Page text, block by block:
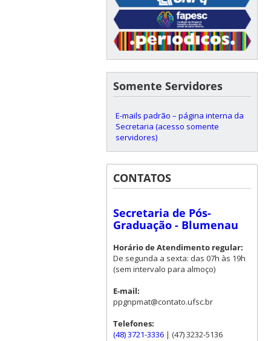
Somente Servidores
E-mails padrão – página interna da
Secretaria (acesso somente
servidores)
CONTATOS
Secretaria de Pós-
Graduação - Blumenau
Horário de Atendimento regular:
De segunda a sexta: das 07h às 19h
(sem intervalo para almoço)
E-mail:
ppgnpmat@contato.ufsc.br
Telefones:
(48) 3721-3336| (47) 3232-5136